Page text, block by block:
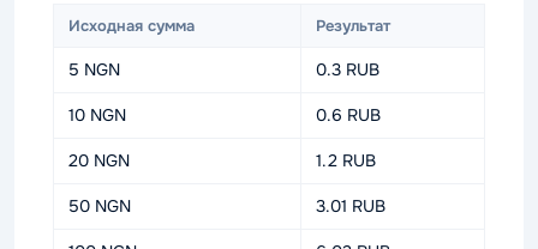
Исходная сумма Результат
5 NGN 0.3 RUB
10 NGN 0.6 RUB
20 NGN 1.2 RUB
50 NGN 3.01 RUB